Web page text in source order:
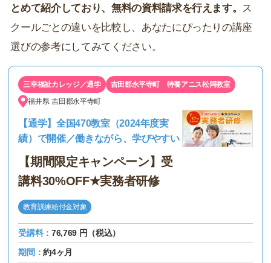
とめて紹介しており、無料の資料請求を行えます。 ス
クールごとの違いを比較し、あなたにぴったりの講座
選びの参考にしてみてください。
三幸福祉カレッジ／通学
吉田郡永平寺町 特養アニス松岡教室
福井県 吉田郡永平寺町
【通学】全国470教室（2024年度実
績）で開催／働きながら、学びやすい
【期間限定キャンペーン】受
講料30%OFF★実務者研修
教育訓練給付金対象
受講料：76,769 円（税込）
期間：約4ヶ月